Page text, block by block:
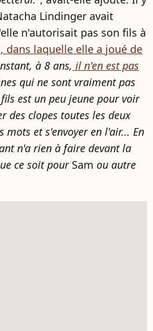
Lindinger avait
n'autorisait pas son fils à
, dans laquelle elle a joué de
à 8 ans, il n'en est pas
qui ne sont vraiment pas
est un peu jeune pour voir
des clopes toutes les deux
mots et s'envoyer en l'air... En
n'a rien à faire devant la
ce soit pour Sam ou autre